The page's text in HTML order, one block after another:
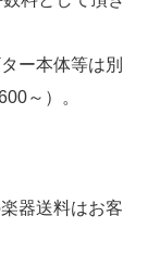
ー本体等は別
～）。
器送料はお客